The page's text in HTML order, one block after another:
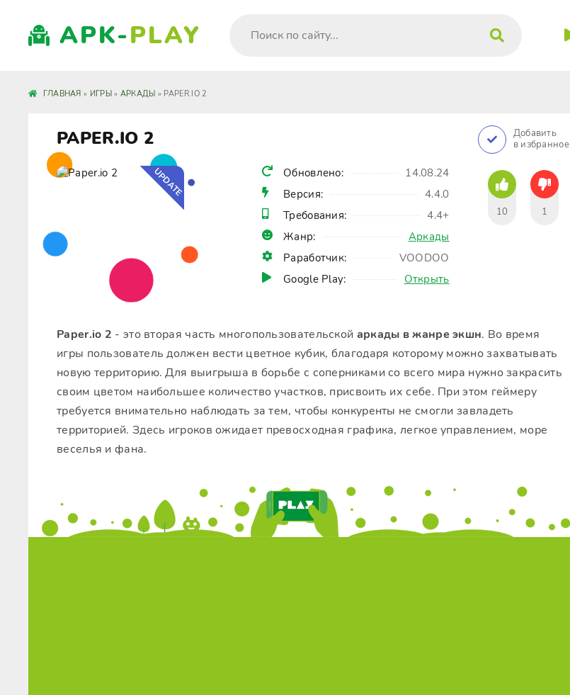
APK-PLAY
ГЛАВНАЯ » ИГРЫ» АРКАДЫ » PAPER.IO 2
PAPER.IO 2
Обновлено:
14.08.24
Версия:
4.4.0
Требования:
4.4+
Жанр:
Аркады
Раработчик:
VOODOO
Google Play:
Открыть
UPDATE
Добавить
в избранное
10 1
Paper.io 2 - это вторая часть многопользовательской аркады в жанре экшн. Во время
игры пользователь должен вести цветное кубик, благодаря которому можно захватывать
новую территорию. Для выигрыша в борьбе с соперниками со всего мира нужно закрасить
своим цветом наибольшее количество участков, присвоить их себе. При этом геймеру
требуется внимательно наблюдать за тем, чтобы конкуренты не смогли завладеть
территорией. Здесь игроков ожидает превосходная графика, легкое управлением, море
веселья и фана.